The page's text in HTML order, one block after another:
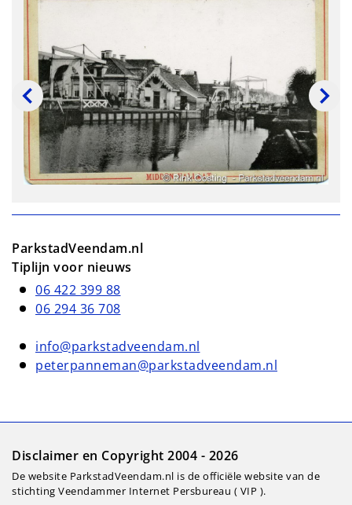
ParkstadVeendam.nl
Tiplijn voor nieuws
06 422 399 88
06 294 36 708
info@parkstadveendam.nl
peterpanneman@parkstadveendam.nl
Disclaimer en Copyright 2004 - 2026
De website ParkstadVeendam.nl is de officiële website van de
stichting Veendammer Internet Persbureau ( VIP ).